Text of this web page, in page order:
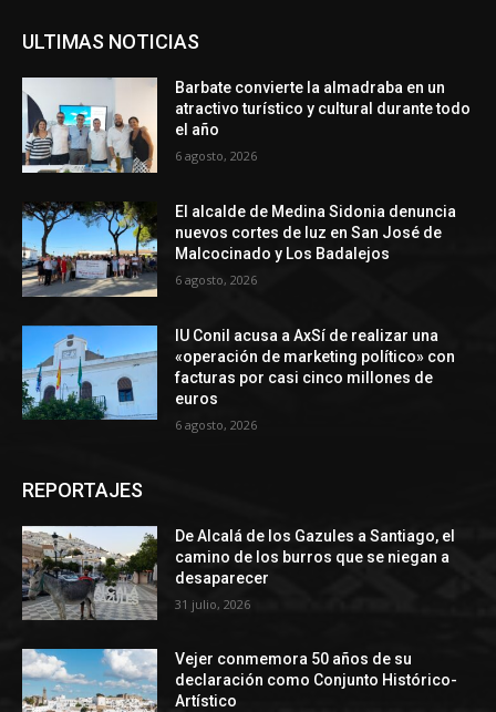
ULTIMAS NOTICIAS
Barbate convierte la almadraba en un
atractivo turístico y cultural durante todo
el año
6 agosto, 2026
El alcalde de Medina Sidonia denuncia
nuevos cortes de luz en San José de
Malcocinado y Los Badalejos
6 agosto, 2026
IU Conil acusa a AxSí de realizar una
«operación de marketing político» con
facturas por casi cinco millones de
euros
6 agosto, 2026
REPORTAJES
De Alcalá de los Gazules a Santiago, el
camino de los burros que se niegan a
desaparecer
31 julio, 2026
Vejer conmemora 50 años de su
declaración como Conjunto Histórico-
Artístico